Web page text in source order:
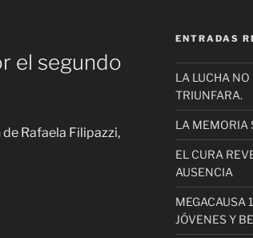
el segundo
Rafaela Filipazzi,
ENTRADAS
LA LUCHA
TRIUNFARA.
LA MEMORIA
EL CURA
AUSENCIA
MEGACAUSA
JÓVENES Y